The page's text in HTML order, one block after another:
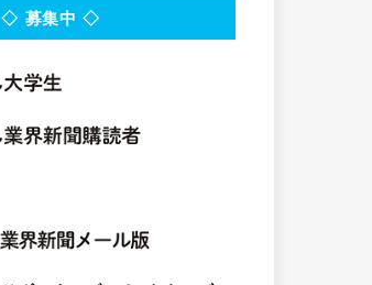
◇ 募集中 ◇